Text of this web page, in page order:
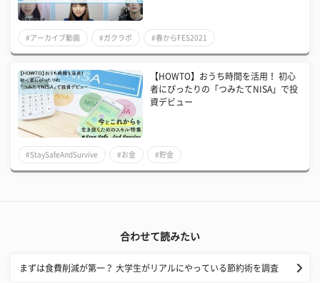
#アーカイブ動画 #ガクラボ #春からFES2021
【HOWTO】おうち時間を活用！ 初心
者にぴったりの「つみたてNISA」で投
資デビュー
#StaySafeAndSurvive #お金 #貯金
合わせて読みたい
まずは食費削減が第一？ 大学生がリアルにやっている節約術を調査